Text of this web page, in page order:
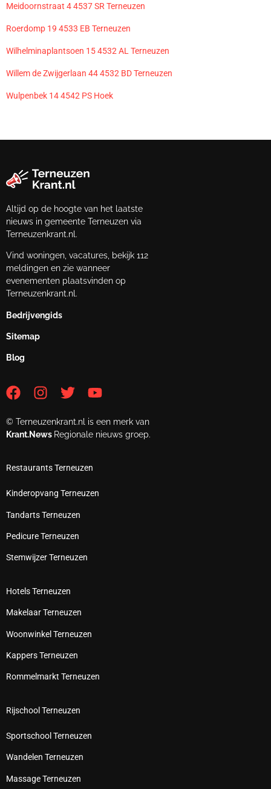
Meidoornstraat 4 4537 SR Terneuzen
Roerdomp 19 4533 EB Terneuzen
Wilhelminaplantsoen 15 4532 AL Terneuzen
Willem de Zwijgerlaan 44 4532 BD Terneuzen
Wulpenbek 14 4542 PS Hoek
Altijd op de hoogte van het laatste
nieuws in gemeente Terneuzen via
Terneuzenkrant.nl.
Vind woningen, vacatures, bekijk 112
meldingen en zie wanneer
evenementen plaatsvinden op
Terneuzenkrant.nl.
Bedrijvengids
Sitemap
Blog
© Terneuzenkrant.nl is een merk van
Krant.News Regionale nieuws groep.
Restaurants Terneuzen
Kinderopvang Terneuzen
Tandarts Terneuzen
Pedicure Terneuzen
Stemwijzer Terneuzen
Hotels Terneuzen
Makelaar Terneuzen
Woonwinkel Terneuzen
Kappers Terneuzen
Rommelmarkt Terneuzen
Rijschool Terneuzen
Sportschool Terneuzen
Wandelen Terneuzen
Massage Terneuzen